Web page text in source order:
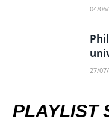
04/
27/
PLAYLIST